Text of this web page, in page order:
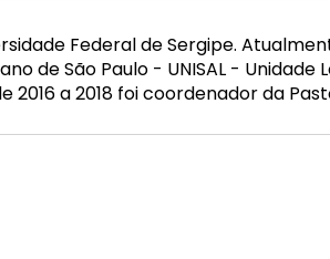
Masculino
Federal de Sergipe.
de São Paulo - UNISAL -
2016 a 2018 foi coordenador da